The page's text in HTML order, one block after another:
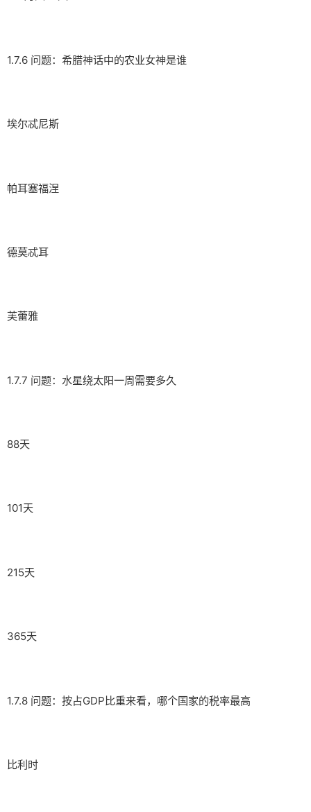
1.7.6 问题：希腊神话中的农业女神是谁
埃尔忒尼斯
帕耳塞福涅
德莫忒耳
芙蕾雅
1.7.7 问题：水星绕太阳一周需要多久
88天
101天
215天
365天
1.7.8 问题：按占GDP比重来看，哪个国家的税率最高
比利时